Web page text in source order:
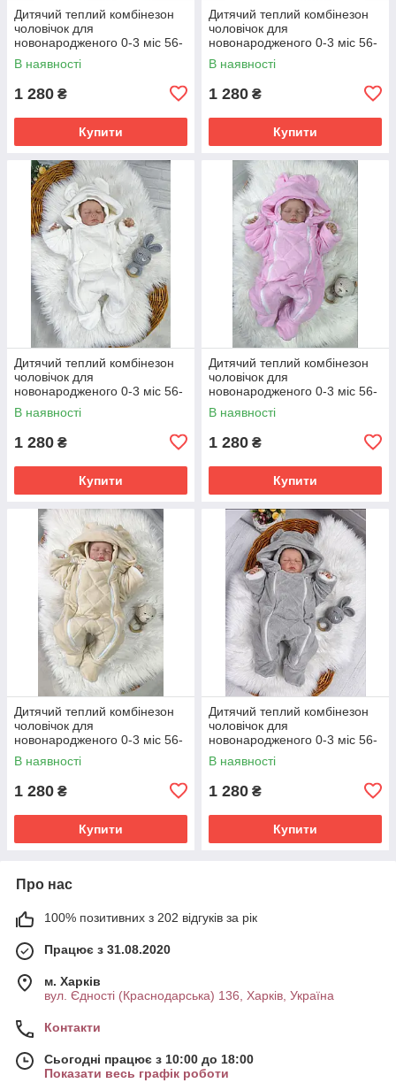
Дитячий теплий комбінезон
чоловічок для
новонародженого 0-3 міс 56-
62 см Зима Весна Осінь
В наявності
1 280 ₴
Купити
Дитячий теплий комбінезон
чоловічок для
новонародженого 0-3 міс 56-
62 см Зима Весна Осінь
В наявності
1 280 ₴
Купити
Дитячий теплий комбінезон
чоловічок для
новонародженого 0-3 міс 56-
62 см Зима Весна Осінь
В наявності
1 280 ₴
Купити
Дитячий теплий комбінезон
чоловічок для
новонародженого 0-3 міс 56-
62 см Зима Весна Осінь
В наявності
1 280 ₴
Купити
Дитячий теплий комбінезон
чоловічок для
новонародженого 0-3 міс 56-
62 см Зима Весна Осінь
В наявності
1 280 ₴
Купити
Дитячий теплий комбінезон
чоловічок для
новонародженого 0-3 міс 56-
62 см Зима Весна Осінь
В наявності
1 280 ₴
Купити
Про нас
100% позитивних з 202 відгуків за рік
Працює з 31.08.2020
м. Харків
вул. Єдності (Краснодарська) 136, Харків, Україна
Контакти
Сьогодні працює з 10:00 до 18:00
Показати весь графік роботи